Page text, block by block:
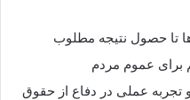
تا حصول نتیجه مطلوب
برای عموم مردم
تجربه عملی در دفاع از حقوق